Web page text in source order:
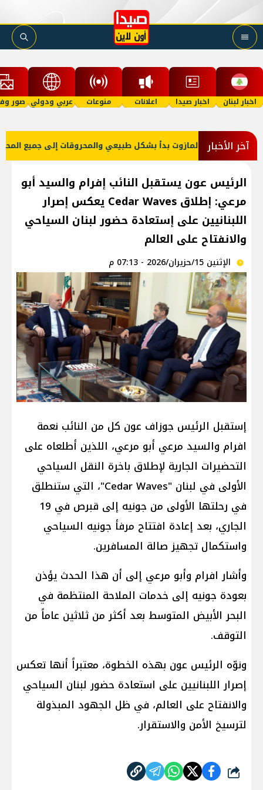
اخبار لبنان اخبار صيدا اعلانات منوعات عربي ودولي صور
آخر الأخبار
البنزين والمازوت بدأ بشكل طبيعي والمحروقات إلى جميع
الرئيس عون يستقبل النائب إفرام والسيد أبو
مرعي: إطلاق Cedar Waves يعكس إصرار
اللبنانيين على إستعادة حضور لبنان السياحي
والانفتاح على العالم
الإثنين 15/حزيران/2026 - 07:13 م
إستقبل الرئيس جوزاف عون كل من النائب نعمة
افرام والسيد مرعي أبو مرعي، اللذين أطلعاه على
التحضيرات الجارية لإطلاق باخرة النقل السياحي
الأولى في لبنان "Cedar Waves"، التي ستنطلق
في رحلتها الأولى من جونيه إلى قبرص في 19
الجاري، بعد إعادة افتتاح مرفأ جونيه السياحي
واستكمال تجهيز صالة المسافرين.
وأشار افرام وأبو مرعي إلى أن هذا الحدث يؤذن
بعودة جونيه إلى خدمات الملاحة المنتظمة في
البحر الأبيض المتوسط بعد أكثر من ثلاثين عاماً من
التوقف.
ونوّه الرئيس عون بهذه الخطوة، معتبراً أنها تعكس
إصرار اللبنانيين على استعادة حضور لبنان السياحي
والانفتاح على العالم، في ظل الجهود المبذولة
لترسيخ الأمن والاستقرار.
شارك